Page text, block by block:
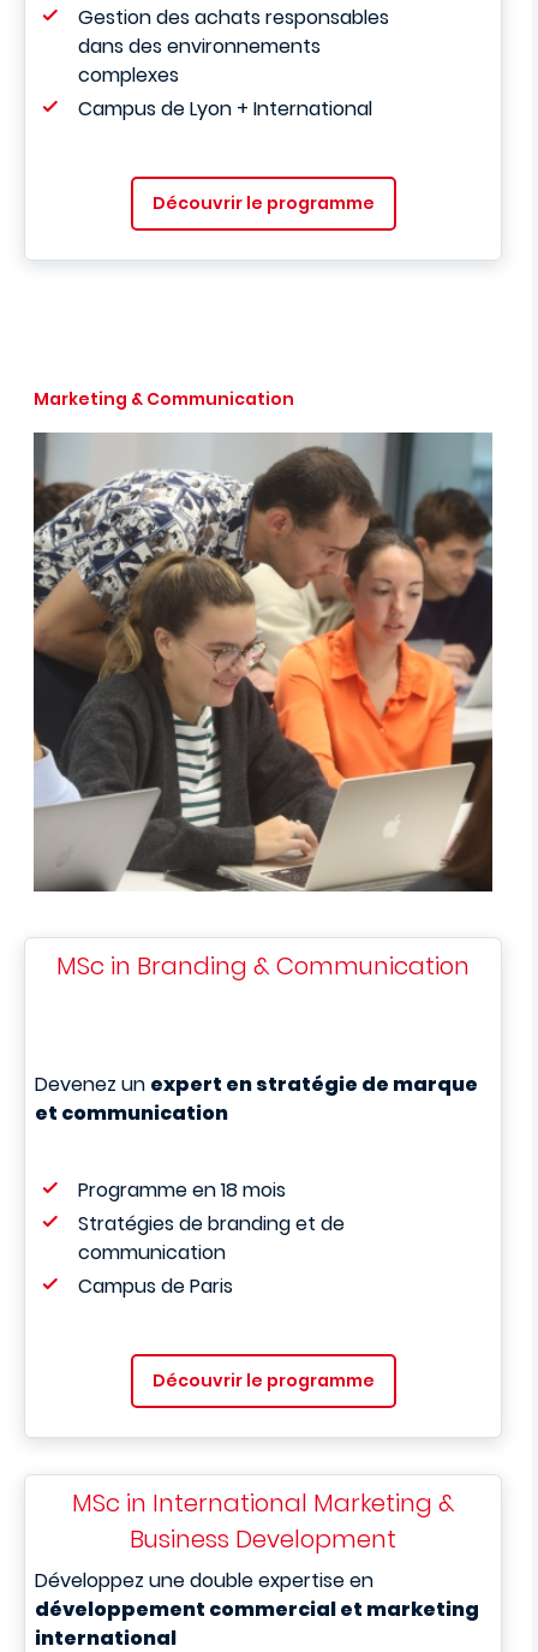
Gestion des achats responsables
dans des environnements
complexes
Campus de Lyon + International
Découvrir le programme
Marketing & Communication
MSc in Branding & Communication
Devenez un expert en stratégie de marque
et communication
Programme en 18 mois
Stratégies de brandinget de
communication
Campus de Paris
Découvrir le programme
MSc in International Marketing &
Business Development
Développez une double expertise en
développement commercial et marketing
international